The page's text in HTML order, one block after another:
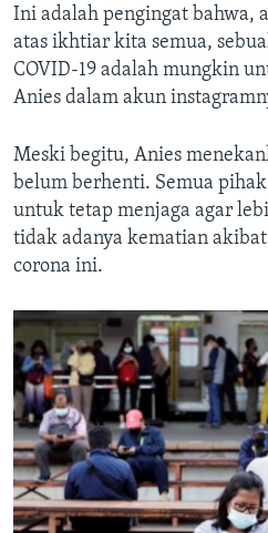
Ini adalah pengingat bahwa,
atas ikhtiar kita semua,
COVID-19 adalah mungkin
Anies dalam akun
Meski begitu, Anies
belum berhenti. Semua
untuk tetap menjaga agar
tidak adanya kematian
corona ini.